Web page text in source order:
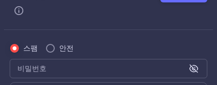
스팸 안전
비밀번호